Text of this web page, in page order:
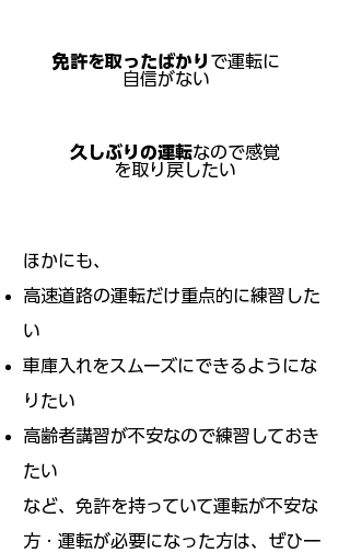
免許を取ったばかり で運転に
自信がない
久しぶりの運転なので感覚
を取り戻したい
ほかにも、
高速道路の運転だけ重点的に練習した
い
車庫入れをスムーズにできるようにな
りたい
高齢者講習が不安なので練習しておき
たい
など、免許を持っていて運転が不安な
方・運転が必要になった方は、ぜひ一